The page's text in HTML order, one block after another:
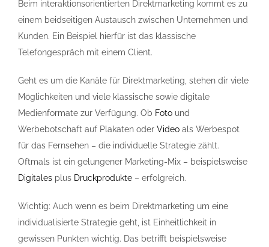
Beim interaktionsorientierten Direktmarketing kommt es zu
einem beidseitigen Austausch zwischen Unternehmen und
Kunden. Ein Beispiel hierfür ist das klassische
Telefongespräch mit einem Client.
Geht es um die Kanäle für Direktmarketing , stehen dir viele
Möglichkeiten und viele klassische sowie digitale
Medienformate zur Verfügung. Ob Foto und
Werbebotschaft auf Plakaten oder Video als Werbespot
für das Fernsehen – die individuelle Strategie zählt.
Oftmals ist ein gelungener Marketing-Mix – beispielsweise
Digitales plus Druckprodukte – erfolgreich.
Wichtig: Auch wenn es beim Direktmarketing um eine
individualisierte Strategie geht, ist Einheitlichkeit in
gewissen Punkten wichtig. Das betrifft beispielsweise